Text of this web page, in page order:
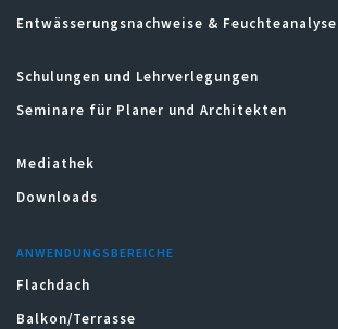
Entwässerungsnachweise &
Schulungen und Lehrverlegungen
Seminare für Planer und Architekten
Mediathek
Downloads
ANWENDUNGSBEREICHE
Flachdach
Balkon/Terrasse